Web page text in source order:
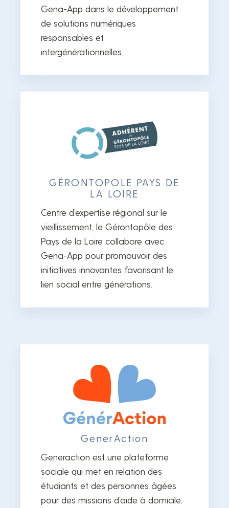
Gena-App dans le développement
de solutions numériques
responsables et
intergénérationnelles.
GÉRONTOPOLE PAYS DE
LA LOIRE
Centre d’expertise régional sur le
vieillissement, le Gérontopôle des
Pays de la Loire collabore avec
Gena-App pour promouvoir des
initiatives innovantes favorisant le
lien social entre générations.
GenerAction
Generaction est une plateforme
sociale qui met en relation des
étudiants et des personnes âgées
pour des missions d’aide à domicile,